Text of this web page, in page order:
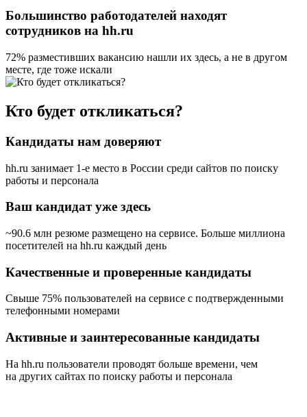
Большинство работодателей находят
сотрудников на hh.ru
72% разместивших вакансию нашли их здесь, а не в другом
месте, где тоже искали
Кто будет откликаться?
Кандидаты нам доверяют
hh.ru занимает 1-е место в России среди сайтов по поиску
работы и персонала
Ваш кандидат уже здесь
~90.6 млн резюме размещено на сервисе. Больше миллиона
посетителей на hh.ru каждый день
Качественные и проверенные кандидаты
Свыше 75% пользователей на сервисе с подтвержденными
телефонными номерами
Активные и заинтересованные кандидаты
На hh.ru пользователи проводят больше времени, чем
на других сайтах по поиску работы и персонала